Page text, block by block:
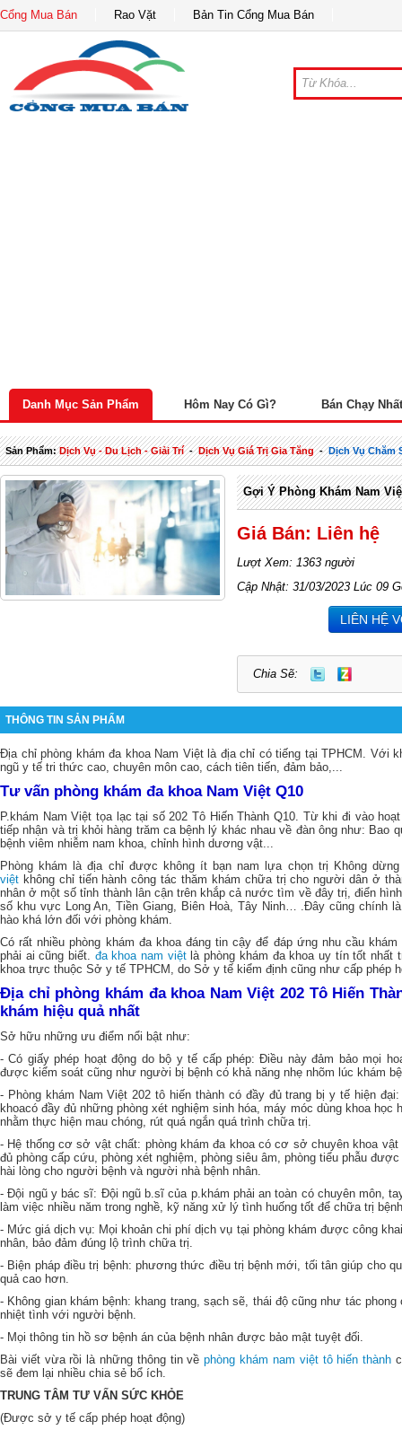
Cổng Mua Bán Rao Vặt Bản Tin Cổng Mua Bán
Danh Mục Sản Phẩm Hôm Nay Có Gì? Bán Chạy Nhất
Sản Phẩm:Dịch Vụ - Du Lịch - Giải Trí-Dịch Vụ Giá Trị Gia Tăng-Dịch Vụ Chăm
Gợi Ý Phòng Khám Nam
Giá Bán: Liên hệ
Lượt Xem: 1363 người
Cập Nhật: 31/03/2023 Lúc 09
LIÊN HỆ
Chia Sẽ:
THÔNG TIN SẢN PHẨM
Địa chỉ phòng khám đa khoa Nam Việt là địa chỉ có tiếng tại TPHCM. Với
ngũ y tế tri thức cao, chuyên môn cao, cách tiên tiến, đảm bảo,...
Tư vấn phòng khám đa khoa Nam Việt Q10
P.khám Nam Việt tọa lạc tại số 202 Tô Hiến Thành Q10. Từ khi đi vào
tiếp nhận và trị khỏi hàng trăm ca bệnh lý khác nhau về đàn ông như: Bao
bệnh viêm nhiễm nam khoa, chỉnh hình dương vật...
Phòng khám là địa chỉ được không ít bạn nam lựa chọn trị Không
việt không chỉ tiến hành công tác thăm khám chữa trị cho người dân ở
nhân ở một số tỉnh thành lân cận trên khắp cả nước tìm về đây trị, điển
số khu vực Long An, Tiền Giang, Biên Hoà, Tây Ninh… .Đây cũng chính
hào khá lớn đối với phòng khám.
Có rất nhiều phòng khám đa khoa đáng tin cậy để đáp ứng nhu cầu
phải ai cũng biết. đa khoa nam việtlà phòng khám đa khoa uy tín tốt nhất
khoa trực thuộc Sở y tế TPHCM, do Sở y tế kiểm định cũng như cấp phép
Địa chỉ phòng khám đa khoa Nam Việt 202 Tô Hiến
khám hiệu quả nhất
Sở hữu những ưu điểm nổi bật như:
- Có giấy phép hoạt động do bộ y tế cấp phép: Điều này đảm bảo mọi
được kiểm soát cũng như người bị bệnh có khả năng nhẹ nhõm lúc khám
- Phòng khám Nam Việt 202 tô hiến thành có đầy đủ trang bị y tế hiện
khoacó đầy đủ những phòng xét nghiệm sinh hóa, máy móc dùng khoa học
nhằm thực hiện mau chóng, rút quá ngắn quá trình chữa trị.
- Hệ thống cơ sở vật chất: phòng khám đa khoa có cơ sở chuyên khoa vật
đủ phòng cấp cứu, phòng xét nghiệm, phòng siêu âm, phòng tiểu phẫu
hài lòng cho người bệnh và người nhà bệnh nhân.
- Đội ngũ y bác sĩ: Đội ngũ b.sĩ của p.khám phải an toàn có chuyên môn,
làm việc nhiều năm trong nghề, kỹ năng xử lý tình huống tốt để chữa trị
- Mức giá dịch vụ: Mọi khoản chi phí dịch vụ tại phòng khám được công
nhân, bảo đảm đúng lộ trình chữa trị.
- Biện pháp điều trị bệnh: phương thức điều trị bệnh mới, tối tân giúp cho
quả cao hơn.
- Không gian khám bệnh: khang trang, sạch sẽ, thái độ cũng như tác
nhiệt tình với người bệnh.
- Mọi thông tin hồ sơ bệnh án của bệnh nhân được bảo mật tuyệt đối.
Bài viết vừa rồi là những thông tin vềphòng khám nam việt tô hiến thành
sẽ đem lại nhiều chia sẻ bổ ích.
TRUNG TÂM TƯ VẤN SỨC KHỎE
(Được sở y tế cấp phép hoạt động)